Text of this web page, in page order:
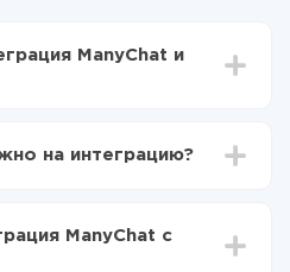
ManyChat и
передавать из
автоматически
в AOL
на интеграцию?
от 5-ти до 30-минут. В
10-15 минут.
ManyChat с